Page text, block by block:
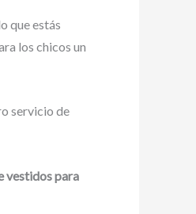
que estás
los chicos un
servicio de
vestidos para